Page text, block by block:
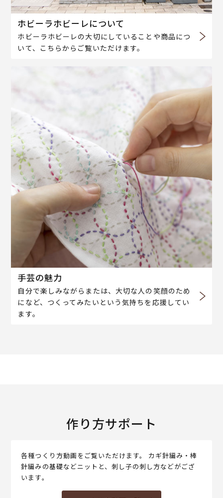
ホビーラホビーレについて
ホビーラホビーレの大切にしていることや商品につ
いて、こちらからご覧いただけます。
手芸の魅力
自分で楽しみながらまたは、大切な人の笑顔のため
になど、つくってみたいという気持ちを応援してい
ます。
作り方サポート
各種つくり方動画をご覧いただけます。 カギ針編み・棒
針編みの基礎などニットと、刺し子の刺し方などがござ
います。